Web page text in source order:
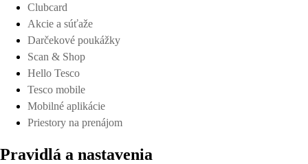
Clubcard
Akcie a súťaže
Darčekové poukážky
Scan & Shop
Hello Tesco
Tesco mobile
Mobilné aplikácie
Priestory na prenájom
Pravidlá a nastavenia